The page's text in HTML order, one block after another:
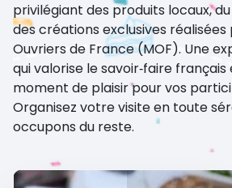
privilégiant des produits locaux,
des créations exclusives réalisées
Ouvriers de France (MOF). Une
qui valorise le savoir‑faire
moment de plaisir pour vos
Organisez votre visite en toute
occupons du reste.